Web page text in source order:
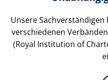
Unsere
verschiedenen
(Royal Institution of